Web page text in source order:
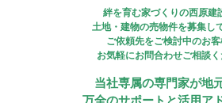
絆を育む家づくりの西原建
土地・建物の売物件を募集し
ご依頼先をご検討中のお客
お気軽にお問合わせご相談く
当社専属の専門家が地
万全のサポートと活用ア